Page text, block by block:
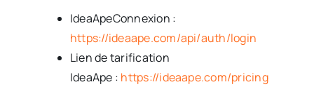
IdeaApeConnexion :
https://ideaape.com/api/auth/login
Lien de tarification
IdeaApe : https://ideaape.com/pricing